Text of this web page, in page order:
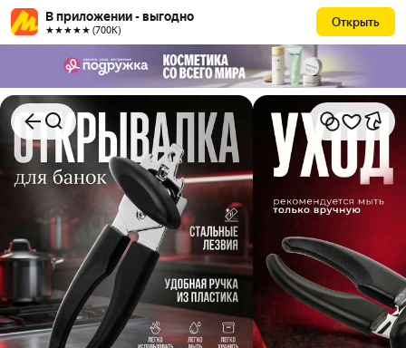
В приложении - выгодно
★★★★★ (700К)
Открыть